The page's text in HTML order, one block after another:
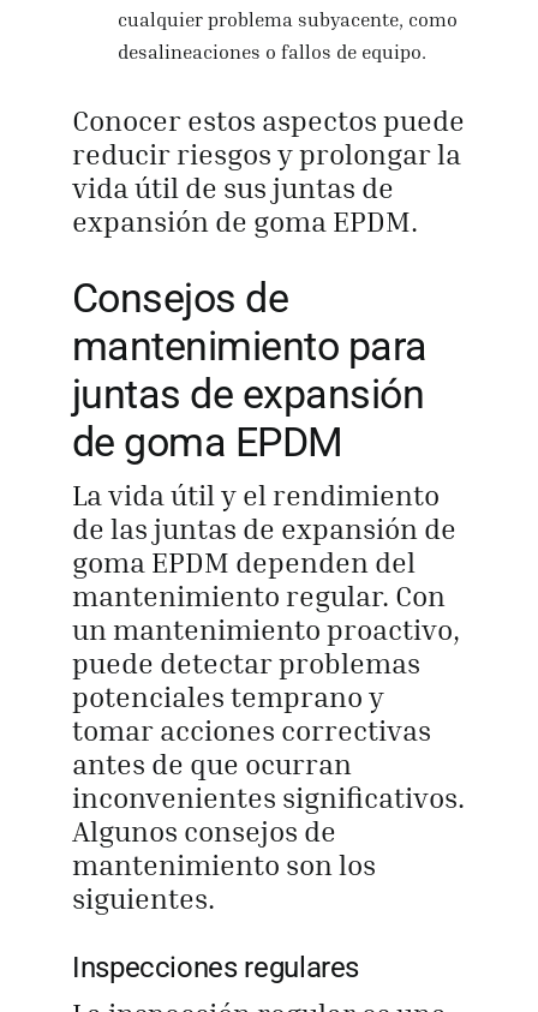
cualquier problema subyacente, como
desalineaciones o fallos de equipo.
Conocer estos aspectos puede
reducir riesgos y prolongar la
vida útil de sus juntas de
expansión de goma EPDM.
Consejos de
mantenimiento para
juntas de expansión
de goma EPDM
La vida útil y el rendimiento
de las juntas de expansión de
goma EPDM dependen del
mantenimiento regular. Con
un mantenimiento proactivo,
puede detectar problemas
potenciales temprano y
tomar acciones correctivas
antes de que ocurran
inconvenientes significativos.
Algunos consejos de
mantenimiento son los
siguientes.
Inspecciones regulares